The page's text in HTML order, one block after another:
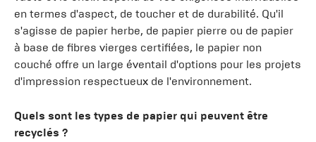
en termes d'aspect, de toucher et de durabilité. Qu'il
s'agisse de papier herbe, de papier pierre ou de papier
à base de fibres vierges certifiées, le papier non
couché offre un large éventail d'options pour les projets
d'impression respectueux de l'environnement.
Quels sont les types de papier qui peuvent être
recyclés ?